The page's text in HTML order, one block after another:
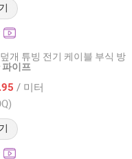
개 튜빙 전기 케이블 부식 방
파이프
/ 미터
CO., LTD.
2018